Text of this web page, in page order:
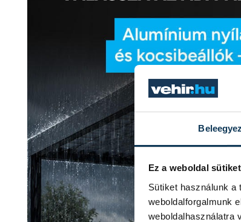
Ez a weboldal
Sütiket használunk
weboldalforgalmunk
weboldalhasználatra